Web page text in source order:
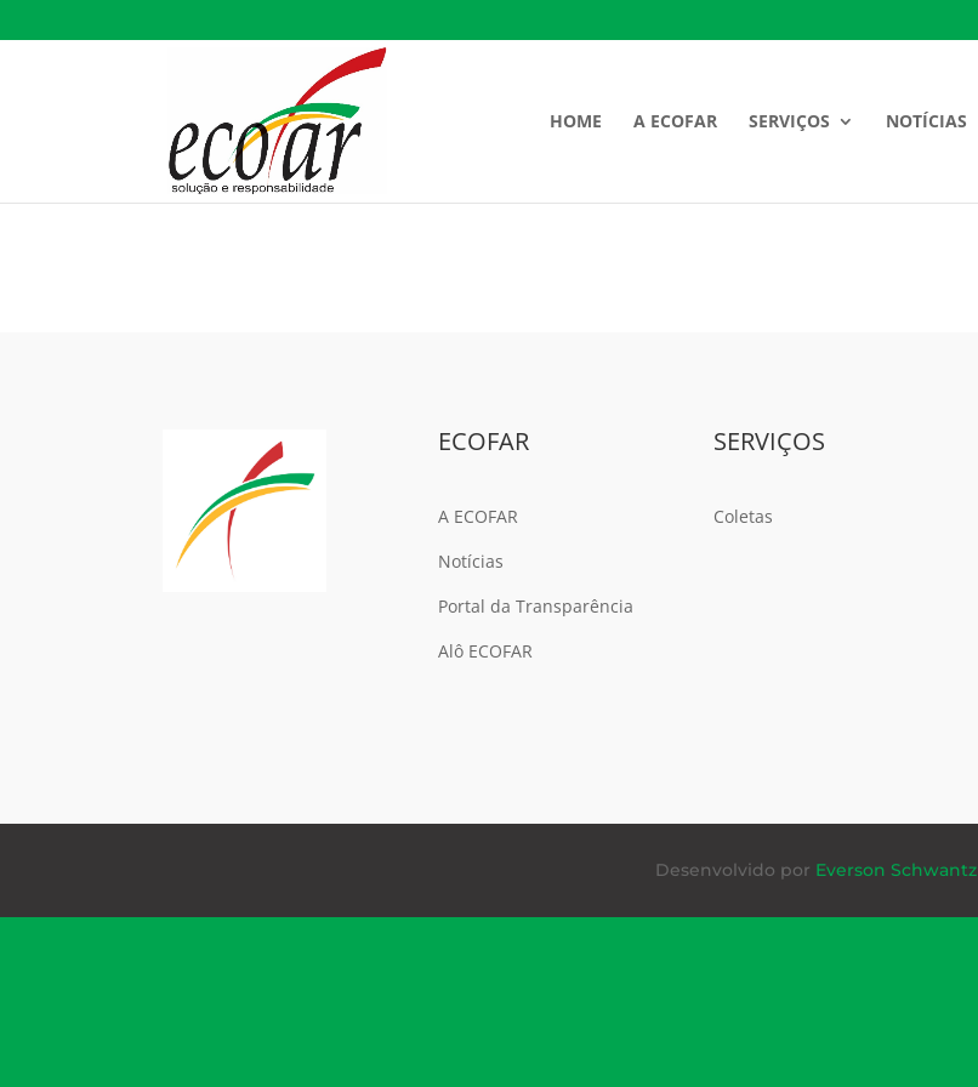
HOME A ECOFAR SERVIÇOS NOTÍCIAS
ECOFAR
A ECOFAR
Notícias
Portal da Transparência
Alô ECOFAR
SERVIÇOS
Coletas
Desenvolvido por Everson Schwantz